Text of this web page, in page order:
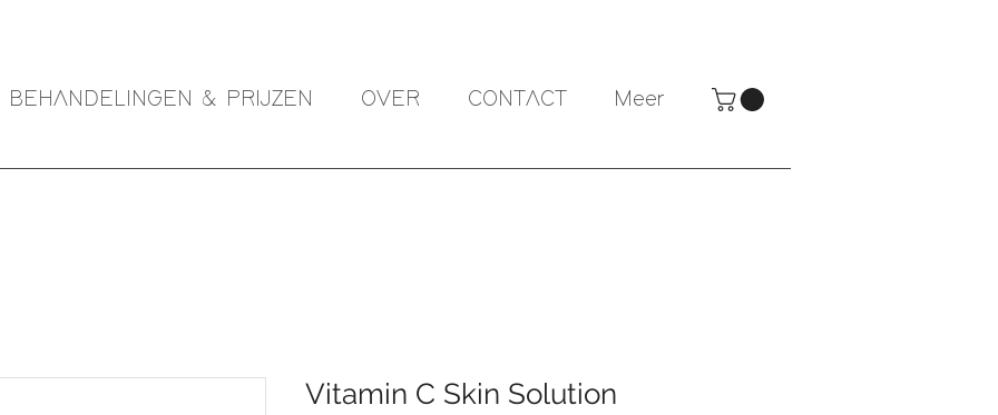
BEHANDELINGEN & PRIJZEN OVER CONTACT Meer
Vitamin C Skin Solution